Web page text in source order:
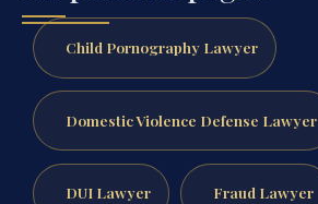
Child Pornography Lawyer
Domestic Violence Defense Lawyer
DUI Lawyer Fraud Lawyer